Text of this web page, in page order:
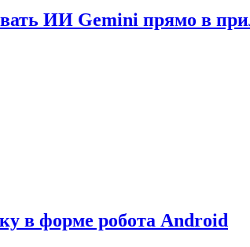
ИИ Gemini прямо в
в форме робота Android